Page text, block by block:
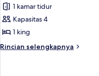
Suite,
1
Tempat
King,
1 kamar tidur
Kapasitas 4
1 king
Rincian selengkapnya
Rincian